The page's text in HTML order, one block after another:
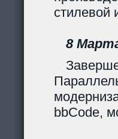
стилевой
8
bbCode,